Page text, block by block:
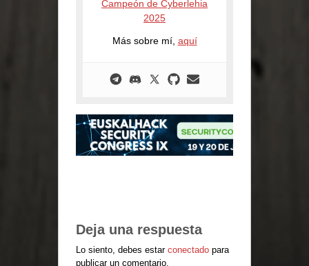
Campeón de Cyberlehia
2025
Más sobre mí, aquí
Deja una respuesta
Lo siento, debes estar conectado para
publicar un comentario.